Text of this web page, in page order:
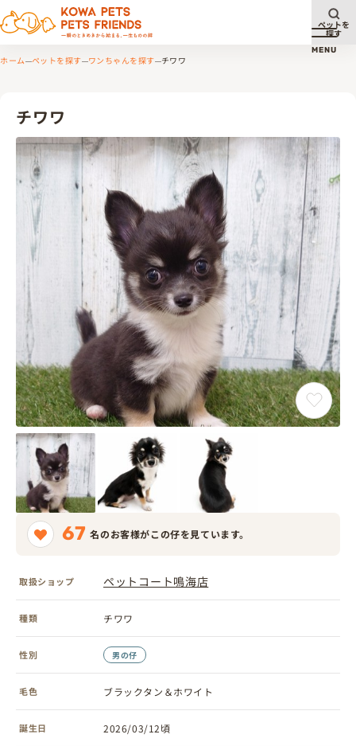
メニ
MENU
ペットを
探す
ホーム ペットを探す ワンちゃんを探す チワワ
チワワ
67 名のお客様がこの仔を見ています。
取扱ショップ ペットコート鳴海店
種類 チワワ
性別 男の仔
毛色 ブラックタン＆ホワイト
誕生日 2026/03/12頃